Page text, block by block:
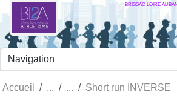
BRISSAC LOIRE
Accueil Short run INVERSE
Panneau de gestion des cookies